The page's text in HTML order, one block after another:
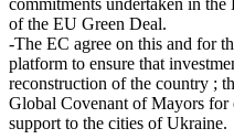
commitments undertaken in the
of the EU Green Deal.
-The EC agree on this and for
platform to ensure that
reconstruction of the country ;
Global Covenant of Mayors for
support to the cities of Ukraine.